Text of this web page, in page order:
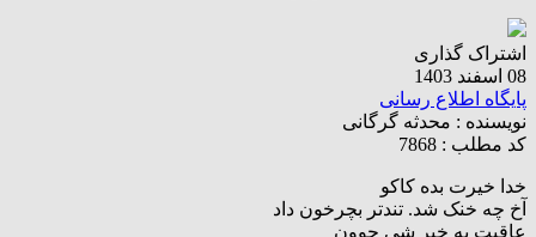
اشتراک گذاری
08 اسفند 1403
پایگاه اطلاع رسانی
نویسنده : محدثه گرگانی
کد مطلب : 7868
خدا خیرت بده کاکو
آخ چه خنک شد. تندتر بچرخون داد
عاقبت به خیر شی جوون